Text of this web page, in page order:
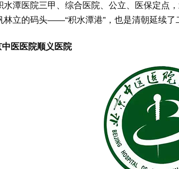
水潭医院三甲、综合医院、公立、医保定点
林立的码头——“积水潭港”，也是清朝延续了
中医医院顺义医院